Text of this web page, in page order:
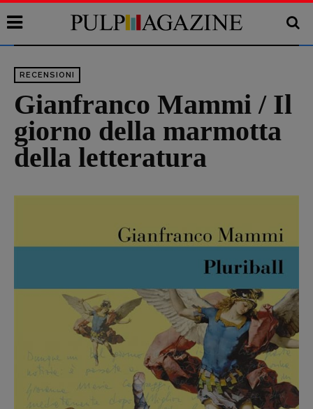
RECENSIONI
Gianfranco Mammi / Il
giorno della marmotta
della letteratura